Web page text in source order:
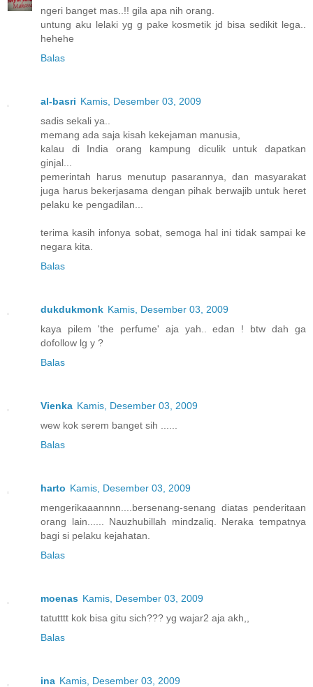
ngeri banget mas..!! gila apa nih orang.
untung aku lelaki yg g pake kosmetik jd bisa sedikit lega..
hehehe
Balas
al-basri Kamis, Desember 03, 2009
sadis sekali ya..
memang ada saja kisah kekejaman manusia,
kalau di India orang kampung diculik untuk dapatkan
ginjal...
pemerintah harus menutup pasarannya, dan masyarakat
juga harus bekerjasama dengan pihak berwajib untuk heret
pelaku ke pengadilan...
terima kasih infonya sobat, semoga hal ini tidak sampai ke
negara kita.
Balas
dukdukmonk Kamis, Desember 03, 2009
kaya pilem 'the perfume' aja yah.. edan ! btw dah ga
dofollow lg y ?
Balas
Vienka Kamis, Desember 03, 2009
wew kok serem banget sih ......
Balas
harto Kamis, Desember 03, 2009
mengerikaaannnn....bersenang-senang diatas penderitaan
orang lain...... Nauzhubillah mindzaliq. Neraka tempatnya
bagi si pelaku kejahatan.
Balas
moenas Kamis, Desember 03, 2009
tatutttt kok bisa gitu sich??? yg wajar2 aja akh,,
Balas
ina Kamis, Desember 03, 2009